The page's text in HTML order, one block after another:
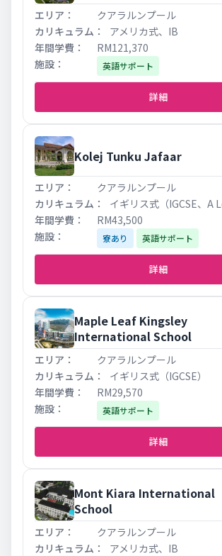
クアラルンプール
アメリカ式、IB
RM121,370
英語サポート
詳細
Kolej Tunku Jafaar
クアラルンプール
イギリス式（IGCSE、A
RM43,500
寮あり 英語サポート
詳細
Maple Leaf Kingsley
International School
クアラルンプール
イギリス式（IGCSE）
RM29,570
英語サポート
詳細
Mont Kiara International
School
クアラルンプール
アメリカ式、IB